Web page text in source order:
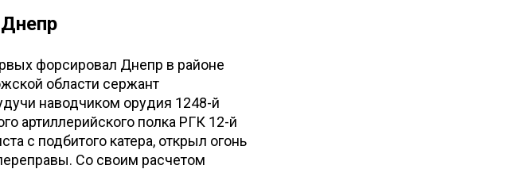
форсировал Днепр в районе
области сержант
наводчиком орудия 1248-й
артиллерийского полка РГК 12-й
с подбитого катера, открыл огонь
Со своим расчетом